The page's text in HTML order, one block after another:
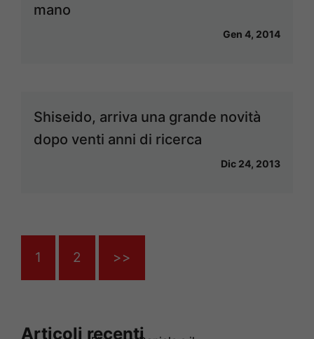
mano
Gen 4, 2014
Shiseido, arriva una grande novità
dopo venti anni di ricerca
Dic 24, 2013
1 2 >>
Articoli recenti